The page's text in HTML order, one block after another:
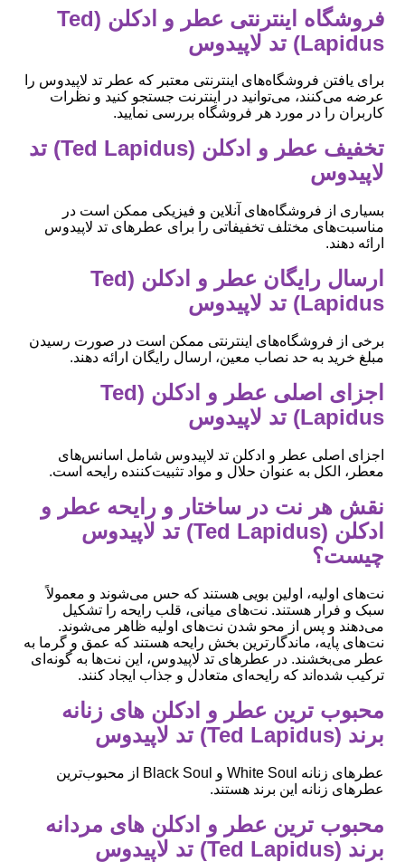
فروشگاه اینترنتی عطر و ادکلن (Ted
Lapidus) تد لاپیدوس
برای یافتن فروشگاه‌های اینترنتی معتبر که عطر تد لاپیدوس را
عرضه می‌کنند، می‌توانید در اینترنت جستجو کنید و نظرات
کاربران را در مورد هر فروشگاه بررسی نمایید.
تخفیف عطر و ادکلن (Ted Lapidus) تد
لاپیدوس
بسیاری از فروشگاه‌های آنلاین و فیزیکی ممکن است در
مناسبت‌های مختلف تخفیفاتی را برای عطرهای تد لاپیدوس
ارائه دهند.
ارسال رایگان عطر و ادکلن (Ted
Lapidus) تد لاپیدوس
برخی از فروشگاه‌های اینترنتی ممکن است در صورت رسیدن
مبلغ خرید به حد نصاب معین، ارسال رایگان ارائه دهند.
اجزای اصلی عطر و ادکلن (Ted
Lapidus) تد لاپیدوس
اجزای اصلی عطر و ادکلن تد لاپیدوس شامل اسانس‌های
معطر، الکل به عنوان حلال و مواد تثبیت‌کننده رایحه است.
نقش هر نت در ساختار و رایحه عطر و
ادکلن (Ted Lapidus) تد لاپیدوس
چیست؟
نت‌های اولیه، اولین بویی هستند که حس می‌شوند و معمولاً
سبک و فرار هستند. نت‌های میانی، قلب رایحه را تشکیل
می‌دهند و پس از محو شدن نت‌های اولیه ظاهر می‌شوند.
نت‌های پایه، ماندگارترین بخش رایحه هستند که عمق و گرما به
عطر می‌بخشند. در عطرهای تد لاپیدوس، این نت‌ها به گونه‌ای
ترکیب شده‌اند که رایحه‌ای متعادل و جذاب ایجاد کنند.
محبوب ‌ترین عطر و ادکلن های زنانه
برند (Ted Lapidus) تد لاپیدوس
عطرهای زنانه White Soul و Black Soul از محبوب‌ترین
عطرهای زنانه این برند هستند.
محبوب ‌ترین عطر و ادکلن های مردانه
برند (Ted Lapidus) تد لاپیدوس